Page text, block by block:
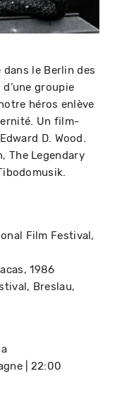
le Berlin des
groupie
héros enlève
Un film-
D. Wood.
The Legendary
Film Festival
1986
Breslau
22:00